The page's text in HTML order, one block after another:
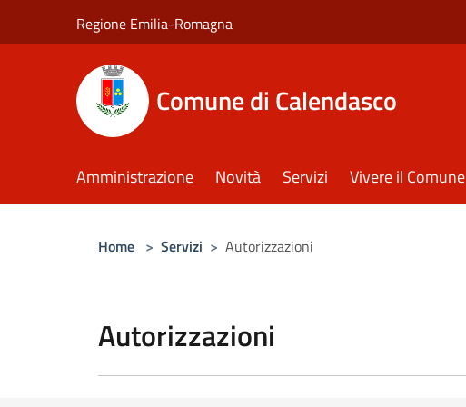
Regione Emilia-Romagna
Comune di Calendasco
Amministrazione Novità Servizi Vivere il Comune
Home > Servizi > Autorizzazioni
Autorizzazioni